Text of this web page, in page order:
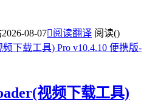
2026-08-07阅读翻译 阅读()
视频下载工具)